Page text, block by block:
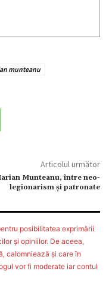
munteanu
Articolul următor
Munteanu, între neo-
legionarism și patronate
posibilitatea exprimării
şi opiniilor. De aceea,
calomniează şi care în
vor fi moderate iar contul